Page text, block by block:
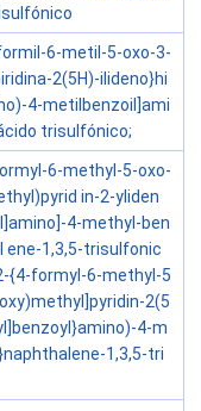
6-metil-5-oxo-3-
2(5H)-ilideno}hi
4-metilbenzoil]ami
trisulfónico;
6-methyl-5-oxo-
in-2-yliden
4-methyl-ben
ene-1,3,5-trisulfonic
{4-formyl-6-methyl-5
2(5
4-m
1,3,5-tri